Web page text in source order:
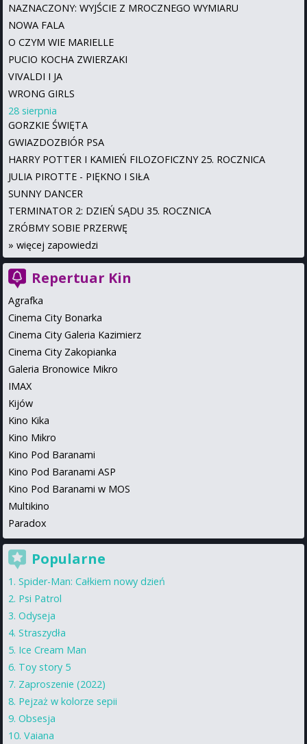
NAZNACZONY: WYJŚCIE Z MROCZNEGO WYMIARU
NOWA FALA
O CZYM WIE MARIELLE
PUCIO KOCHA ZWIERZAKI
VIVALDI I JA
WRONG GIRLS
28 sierpnia
GORZKIE ŚWIĘTA
GWIAZDOZBIÓR PSA
HARRY POTTER I KAMIEŃ FILOZOFICZNY 25. ROCZNICA
JULIA PIROTTE - PIĘKNO I SIŁA
SUNNY DANCER
TERMINATOR 2: DZIEŃ SĄDU 35. ROCZNICA
ZRÓBMY SOBIE PRZERWĘ
» więcej zapowiedzi
Repertuar Kin
Agrafka
Cinema City Bonarka
Cinema City Galeria Kazimierz
Cinema City Zakopianka
Galeria Bronowice Mikro
IMAX
Kijów
Kino Kika
Kino Mikro
Kino Pod Baranami
Kino Pod Baranami ASP
Kino Pod Baranami w MOS
Multikino
Paradox
Popularne
Spider-Man: Całkiem nowy dzień
Psi Patrol
Odyseja
Straszydła
Ice Cream Man
Toy story 5
Zaproszenie (2022)
Pejzaż w kolorze sepii
Obsesja
Vaiana